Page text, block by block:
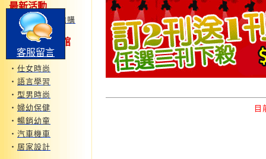
客服留言
最新活動
鏡週刊特惠搶購
1000大雜誌1館
‧運動旅遊
‧ 仕女時尚
‧ 語言學習
‧ 型男時尚
‧ 婦幼保健
‧ 暢銷幼童
‧ 汽車機車
‧ 居家設計
目